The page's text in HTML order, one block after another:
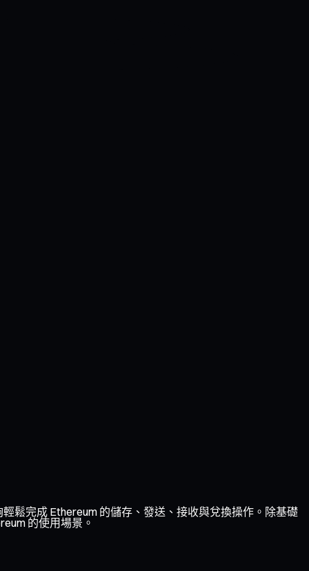
鬆完成 Ethereum 的儲存、發送、接收與兌換操作。除基礎
的使用場景。